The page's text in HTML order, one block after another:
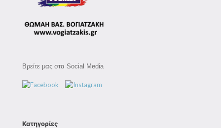
Βρείτε μας στα Social Media
Κατηγορίες